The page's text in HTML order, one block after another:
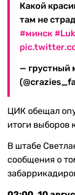
Какой
там не
#минск
— грустный
ЦИК обещал
итоги выборов
В штабе
сообщения о